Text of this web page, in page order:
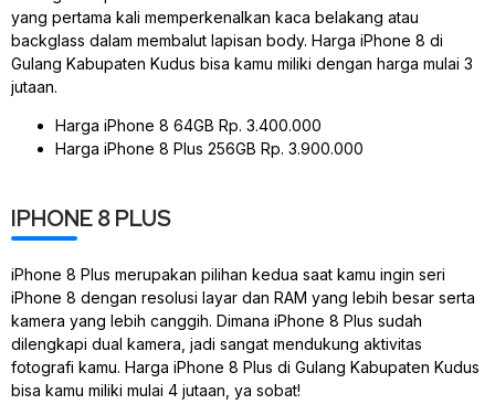
yang pertama kali memperkenalkan kaca belakang atau
backglass dalam membalut lapisan body. Harga iPhone 8 di
Gulang Kabupaten Kudus bisa kamu miliki dengan harga mulai 3
jutaan.
Harga iPhone 8 64GB Rp. 3.400.000
Harga iPhone 8 Plus 256GB Rp. 3.900.000
IPHONE 8 PLUS
iPhone 8 Plus merupakan pilihan kedua saat kamu ingin seri
iPhone 8 dengan resolusi layar dan RAM yang lebih besar serta
kamera yang lebih canggih. Dimana iPhone 8 Plus sudah
dilengkapi dual kamera, jadi sangat mendukung aktivitas
fotografi kamu. Harga iPhone 8 Plus di Gulang Kabupaten Kudus
bisa kamu miliki mulai 4 jutaan, ya sobat!